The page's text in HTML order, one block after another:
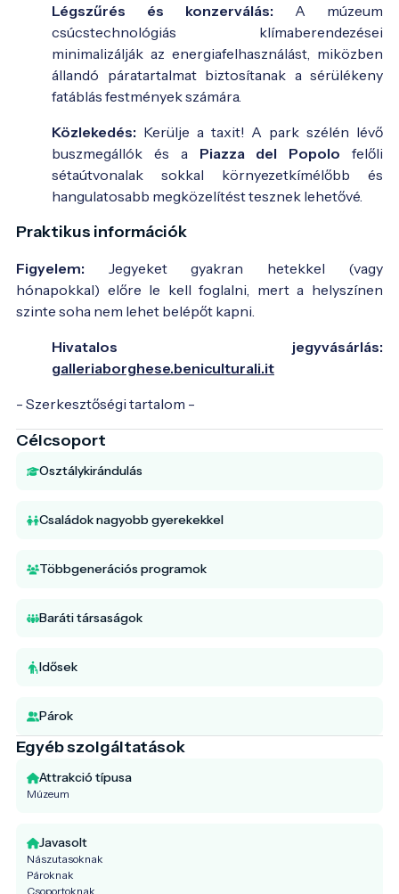
Légszűrés és konzerválás: A múzeum
csúcstechnológiás klímaberendezései
minimalizálják az energiafelhasználást, miközben
állandó páratartalmat biztosítanak a sérülékeny
fatáblás festmények számára.
Közlekedés: Kerülje a taxit! A park szélén lévő
buszmegállók és a Piazza del Popolo felőli
sétaútvonalak sokkal környezetkímélőbb és
hangulatosabb megközelítést tesznek lehetővé.
Praktikus információk
Figyelem: Jegyeket gyakran hetekkel (vagy
hónapokkal) előre le kell foglalni, mert a helyszínen
szinte soha nem lehet belépőt kapni.
Hivatalos jegyvásárlás:
galleriaborghese.beniculturali.it
- Szerkesztőségi tartalom -
Célcsoport
Osztálykirándulás
Családok nagyobb gyerekekkel
Többgenerációs programok
Baráti társaságok
Idősek
Párok
Egyéb szolgáltatások
Attrakció típusa
Múzeum
Javasolt
Nászutasoknak
Pároknak
Csoportoknak